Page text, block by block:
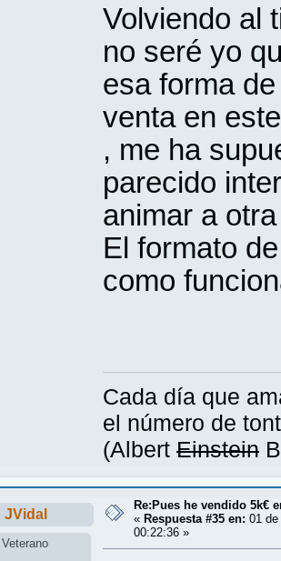
Volviendo al
no seré yo
esa forma
venta en
, me ha
parecido
animar a
El formato
como
Cada día que
el número de
(Albert Einstein
JVidal
Veterano
Re:Pues he vendido 5k€
« Respuesta #35 en: 01
00:22:36 »